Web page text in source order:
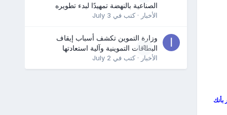
الصناعية بالنهضة تمهيدًا لبدء تطويره
الأخبار · كتب في July 3
0
وزارة التموين تكشف أسباب إيقاف
البطاقات التموينية وآلية استعادتها
الأخبار · كتب في July 2